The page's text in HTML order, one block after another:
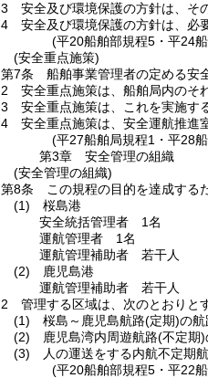
3
安全及び環境保護の方針は、そ
4
安全及び環境保護の方針は、必
(平20船舶部規程5・平24
(安全重点施策)
第7条
船舶事業管理者の定める安
2
安全重点施策は、船舶局内のそ
3
安全重点施策は、これを実施す
4
安全重点施策は、安全運航推進
(平27船舶局規程1・平28
第3章
安全管理の組織
(安全管理の組織)
第8条
この規程の目的を達成する
(1)
桜島港
安全統括管理者 1名
運航管理者 1名
運航管理補助者 若干人
(2)
鹿児島港
運航管理補助者 若干人
2
管理する区域は、次のとおりと
(1)
桜島～鹿児島航路(定期)の航
(2)
鹿児島湾内周遊航路(不定期)
(3)
人の運送をする内航不定期
(平20船舶部規程5・平22